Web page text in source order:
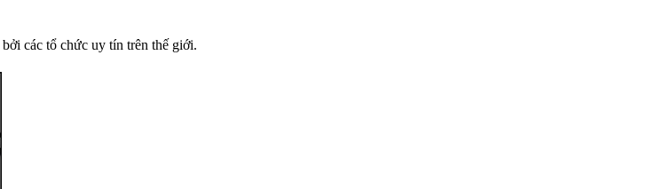
các tổ chức uy tín trên thế giới.